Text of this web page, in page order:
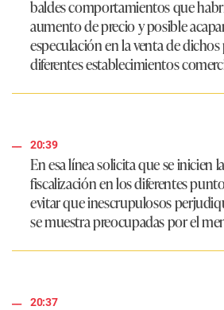
baldes comportamientos que
aumento de precio y posible
especulación en la venta de
diferentes establecimientos
20:39
En esa línea solicita que se inicien
fiscalización en los diferentes
evitar que inescrupulosos
se muestra preocupadas por el
20:37